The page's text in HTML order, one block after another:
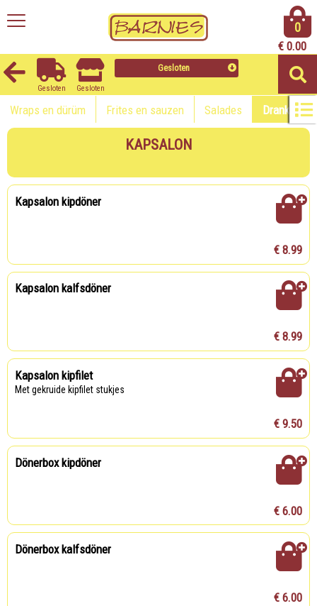
0
€ 0.00
Gesloten Gesloten
Gesloten
Wraps en dürüm Frites en sauzen Salades Dranken
KAPSALON
Kapsalon kipdöner
€ 8.99
Kapsalon kalfsdöner
€ 8.99
Kapsalon kipfilet
Met gekruide kipfilet stukjes
€ 9.50
Dönerbox kipdöner
€ 6.00
Dönerbox kalfsdöner
€ 6.00